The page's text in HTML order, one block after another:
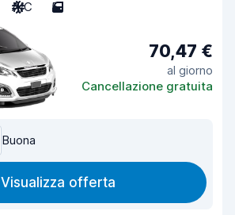
A/C 5
70,47 €
al giorno
Cancellazione gratuita
Buona
Visualizza offerta